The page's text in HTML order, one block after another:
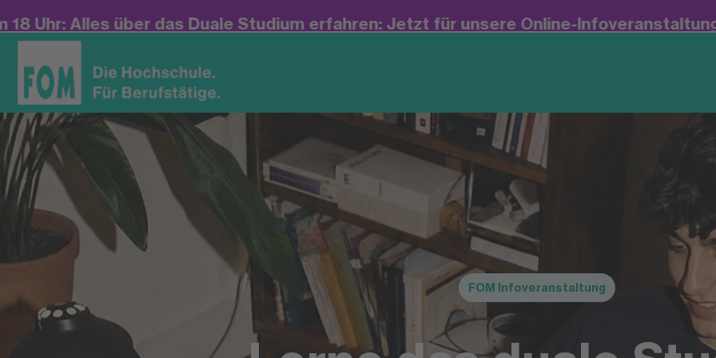
Duale Studium erfahren: Jetzt für unsere Online-Infoveranstaltunganmelden!+++
FOM Infoveranstaltung